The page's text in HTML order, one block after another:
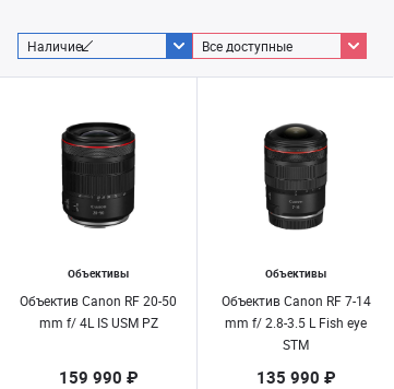
Наличие Все доступные
Объективы
Объектив Canon RF 20-50
mm f/ 4L IS USM PZ
159 990 ₽
Объективы
Объектив Canon RF 7-14
mm f/ 2.8-3.5 L Fish eye
STM
135 990 ₽